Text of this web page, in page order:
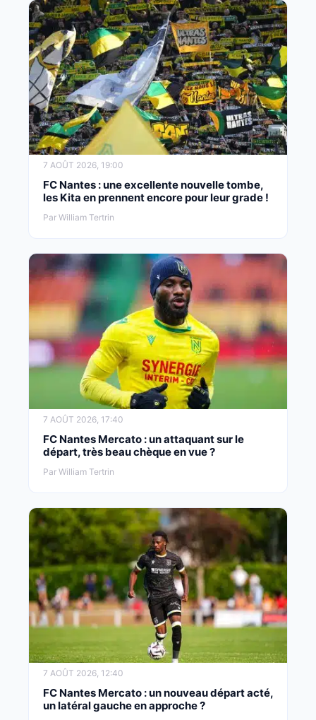
7 AOÛT 2026, 19:00
FC Nantes : une excellente nouvelle tombe,
les Kita en prennent encore pour leur grade !
Par William Tertrin
7 AOÛT 2026, 17:40
FC Nantes Mercato : un attaquant sur le
départ, très beau chèque en vue ?
Par William Tertrin
7 AOÛT 2026, 12:40
FC Nantes Mercato : un nouveau départ acté,
un latéral gauche en approche ?